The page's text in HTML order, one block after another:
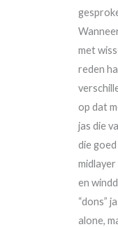
met
reden
op dat
jas die
die
en
“dons”
alone,